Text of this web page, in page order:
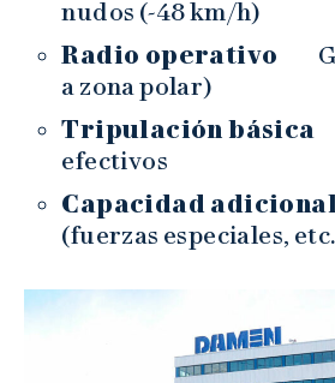
nudos (~48 km/h)
Radio operativo
a zona polar)
Tripulación básica
efectivos
Capacidad
(fuerzas especiales,